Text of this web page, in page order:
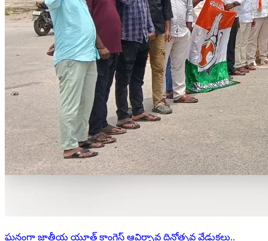
ఘనంగా జాతీయ యూత్ కాంగ్రెస్ ఆవిర్భావ దినోత్సవ వేడుకలు..